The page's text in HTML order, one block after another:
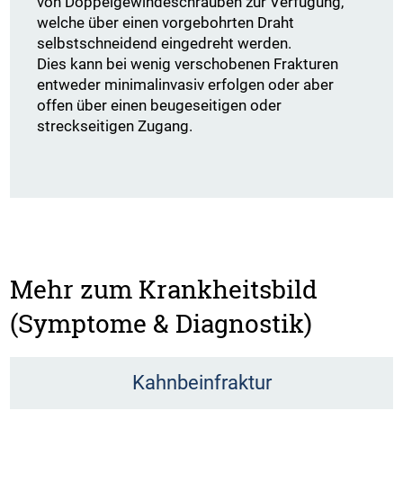
welche über einen vorgebohrten Draht
selbstschneidend eingedreht werden.
Dies kann bei wenig verschobenen Frakturen
entweder minimalinvasiv erfolgen oder aber
offen über einen beugeseitigen oder
streckseitigen Zugang.
Mehr zum Krankheitsbild
(Symptome & Diagnostik)
Kahnbeinfraktur